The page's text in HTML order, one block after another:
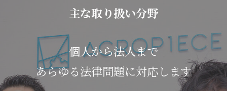
主な取り扱い分野
個人から法人まで
あらゆる法律問題に対応します